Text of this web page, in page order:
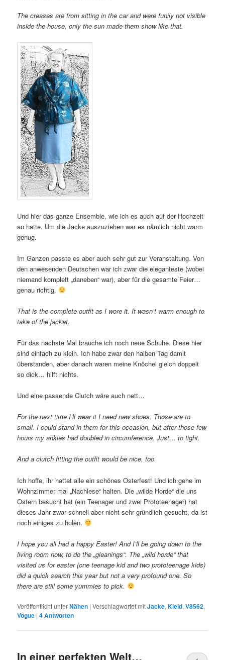
The creases are from sitting in the car and were funily not visible
inside the house, only the sun made them show like that.
Und hier das ganze Ensemble, wie ich es auch auf der Hochzeit
an hatte. Um die Jacke auszuziehen war es nämlich nicht warm
genug.
Im Ganzen passte es aber auch sehr gut zur Veranstaltung. Von
den anwesenden Deutschen war ich zwar die eleganteste (wobei
niemand komplett „daneben“ war), aber für die gesamte Feier…
genau richtig.
That is the complete outfit as I wore it. It wasn’t warm enough to
take of the jacket.
Für das nächste Mal brauche ich noch neue Schuhe. Diese hier
sind einfach zu klein. Ich habe zwar den halben Tag damit
überstanden, aber danach waren meine Knöchel gleich doppelt
so dick… hilft nichts.
Und eine passende Clutch wäre auch nett…
For the next time I’ll wear it I need new shoes. Those are to
small. I could stand in them for this occasion, but after those few
hours my ankles had doubled in circumference. Just… to tight.
And a clutch fitting the outfit would be nice, too.
Ich hoffe, ihr hattet alle ein schönes Osterfest! Und ich gehe im
Wohnzimmer mal „Nachlese“ halten. Die „wilde Horde“ die uns
Ostern besucht hat (ein Teenager und zwei Prototeenager) hat
dieses Jahr zwar schnell aber nicht sehr gründlich gesucht, da ist
noch einiges zu holen.
I hope you all had a happy Easter! And I’ll be going down to the
living room now, to do the „gleanings“. The „wild horde“ that
visited us for easter (one teenage kid and two prototeenage kids)
did a quick search this year but not a very profound one. So
there are still some yummies to pick.
Veröffentlicht unterNähen |Verschlagwortet mitJacke,Kleid,V8562,
Vogue |4Antworten
In einer perfekten Welt…